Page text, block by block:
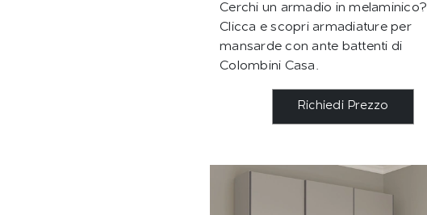
Cerchi un armadio in melaminico?
Clicca e scopri armadiature per
mansarde con ante battenti di
Colombini Casa.
Richiedi Prezzo